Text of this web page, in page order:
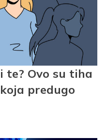
te? Ovo su tiha
predugo